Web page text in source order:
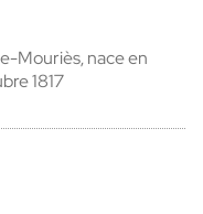
Mouriès, nace en
1817